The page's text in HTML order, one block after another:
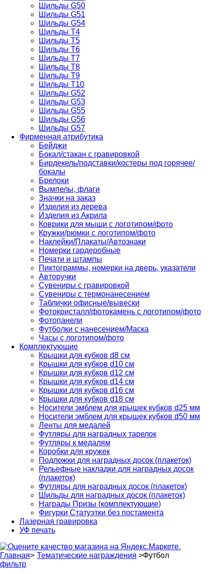
Шильды G50
Шильды G51
Шильды G54
Шильды T4
Шильды T5
Шильды T6
Шильды T7
Шильды Т8
Шильды Т9
Шильды T10
Шильды G52
Шильды G53
Шильды G55
Шильды G56
Шильды G57
Фирменная атрибутика
Бейджи
Бокал/стакан с гравировкой
Бирдекель/подставки/костеры под горячее/
бокалы
Брелоки
Вымпелы, флаги
Значки на заказ
Изделия из дерева
Изделия из Акрила
Коврики для мыши с логотипом/фото
Кружки/рюмки с логотипом/фото
Наклейки/Плакаты/Автознаки
Номерки гардеробные
Печати и штампы
Пиктограммы, номерки на дверь, указатели
Авторучки
Сувениры c гравировкой
Сувениры с термонанесением
Таблички офисные/вывески
Фотокристалл/фотокамень с логотипом/фото
Фотопанели
Футболки с нанесением/Маска
Часы с логотипом/фото
Комплектующие
Крышки для кубков d8 см
Крышки для кубков d10 см
Крышки для кубков d12 см
Крышки для кубков d14 см
Крышки для кубков d16 см
Крышки для кубков d18 см
Носители эмблем для крышек кубков d25 мм
Носители эмблем для крышек кубков d50 мм
Ленты для медалей
Футляры для наградных тарелок
Футляры к медалям
Коробки для кружек
Подложки для наградных досок (плакеток)
Рельефные накладки для наградных досок
(плакеток)
Футляры для наградных досок (плакеток)
Шильды для наградных досок (плакеток)
Награды Призы (комплектующие)
Фигурки Статуэтки без постамента
Лазерная гравировка
УФ печать
Главная> Тематические награждения >Футбол
фильтр